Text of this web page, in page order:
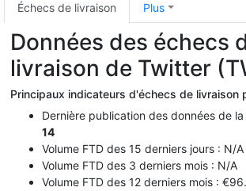
Échecs de livraison Plus
Données des échecs
livraison de Twitter
Principaux indicateurs d'échecs de livraison
Dernière publication des données de la
14
Volume FTD des 15 derniers jours : N/A
Volume FTD des 3 derniers mois : N/A
Volume FTD des 12 derniers mois :